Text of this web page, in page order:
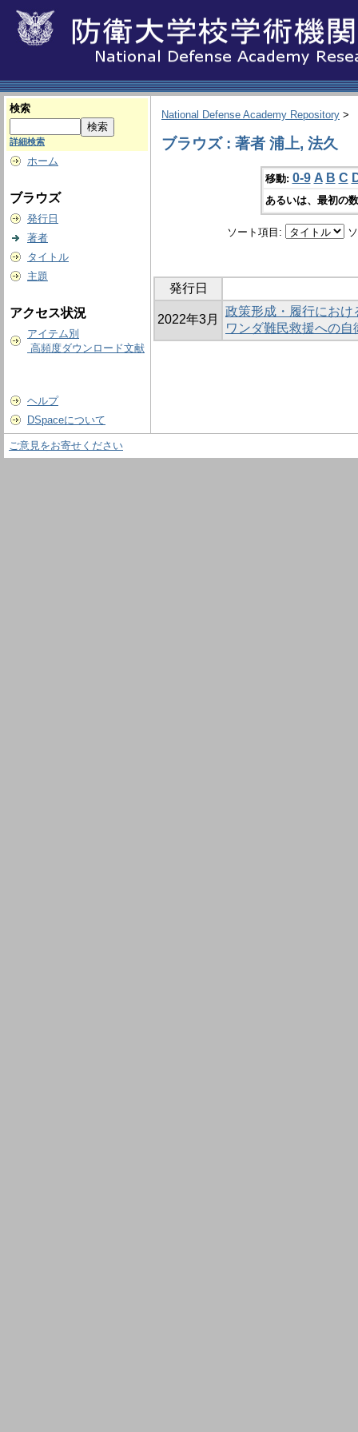
検索
詳細検索
ホーム
ブラウズ
発行日
著者
タイトル
主題
アクセス状況
アイテム別
高頻度ダウンロード文献
ヘルプ
DSpaceについて
National Defense Academy Repository >
ブラウズ : 著者 浦上, 法久
移動: 0-9 A B C
あるいは、最初の
ソート項目:
発行日
2022年3月
政策形成・履行にお
ワンダ難民救援への
ご意見をお寄せください